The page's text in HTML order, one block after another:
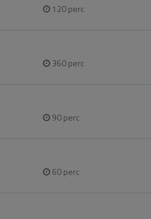
120perc
360perc
90perc
60perc